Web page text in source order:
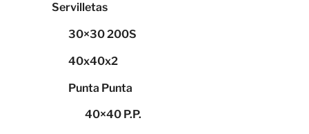
Servilletas
30×30 200S
40x40x2
Punta Punta
40×40 P.P.